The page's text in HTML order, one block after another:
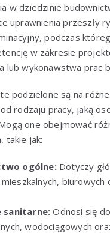
w dziedzinie
uprawnienia przeszły
podczas
w zakresie
lub wykonawstwa prac
podzielone są na
rodzaju pracy, jaką
one obejmować
takie jak:
ogólne:Dotyczy
biurowych
sanitarne: Odnosi się
wodociągowych